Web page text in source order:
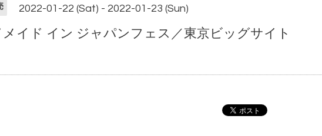
2022-01-22 (Sat) - 2022-01-23 (Sun)
イド イン ジャパンフェス／東京ビッグサイト